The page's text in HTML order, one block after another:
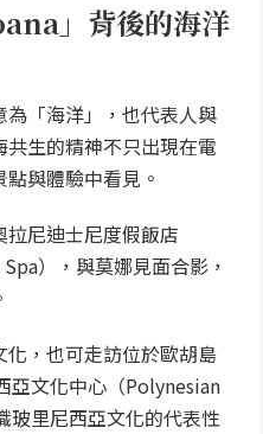
」背後的海洋
「海洋」，也代表人與
生的精神不只出現在電
與體驗中看見。
尼迪士尼度假飯店
），與莫娜見面合影，
，也可走訪位於歐胡島
亞文化中心（Polynesian
里尼西亞文化的代表性